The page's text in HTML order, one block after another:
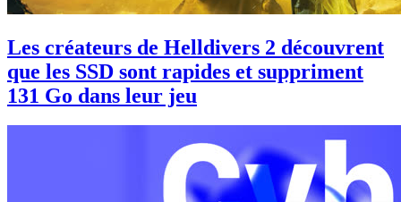
Les créateurs de Helldivers 2 découvrent
que les SSD sont rapides et suppriment
131 Go dans leur jeu